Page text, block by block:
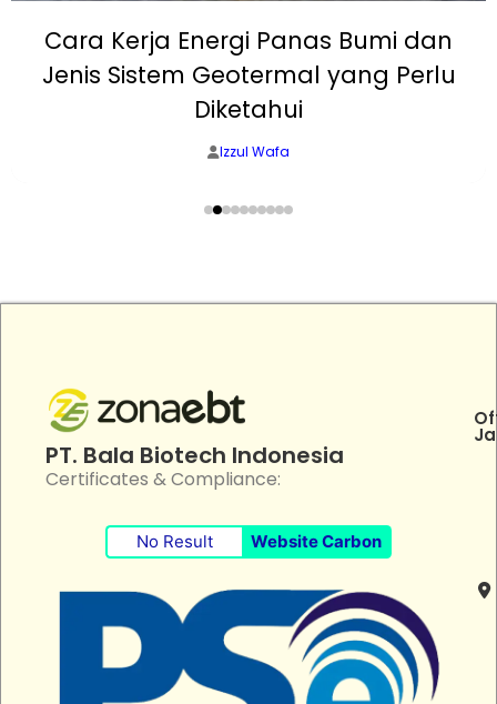
Cara Kerja Energi Panas Bumi dan
Jenis Sistem Geotermal yang Perlu
Diketahui
Izzul Wafa
PT. Bala Biotech Indonesia
Certificates & Compliance:
No Result Website Carbon